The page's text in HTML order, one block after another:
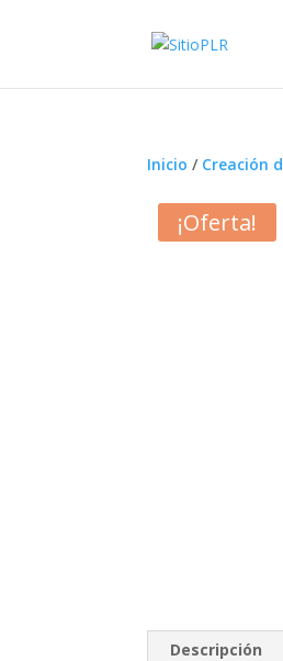
Inicio / Creación
¡Oferta!
Descripción